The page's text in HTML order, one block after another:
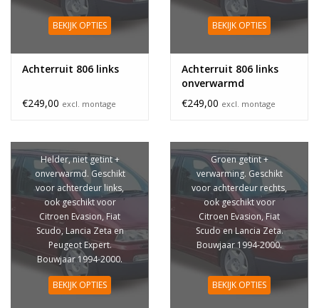
BEKIJK OPTIES
Achterruit 806 links
€249,00 excl. montage
BEKIJK OPTIES
Achterruit 806 links
onverwarmd
€249,00 excl. montage
Helder, niet getint +
onverwarmd. Geschikt
voor achterdeur links,
ook geschikt voor
Citroen Evasion, Fiat
Scudo, Lancia Zeta en
Peugeot Expert.
Bouwjaar 1994-2000.
BEKIJK OPTIES
Groen getint +
verwarming. Geschikt
voor achterdeur rechts,
ook geschikt voor
Citroen Evasion, Fiat
Scudo en Lancia Zeta.
Bouwjaar 1994-2000.
BEKIJK OPTIES